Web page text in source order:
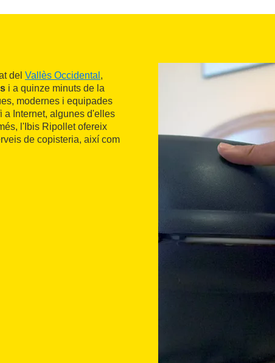
del Vallès Occidental ,
i a quinze minuts de la
modernes i equipades
a Internet, algunes d'elles
l'Ibis Ripollet ofereix
de copisteria, així com